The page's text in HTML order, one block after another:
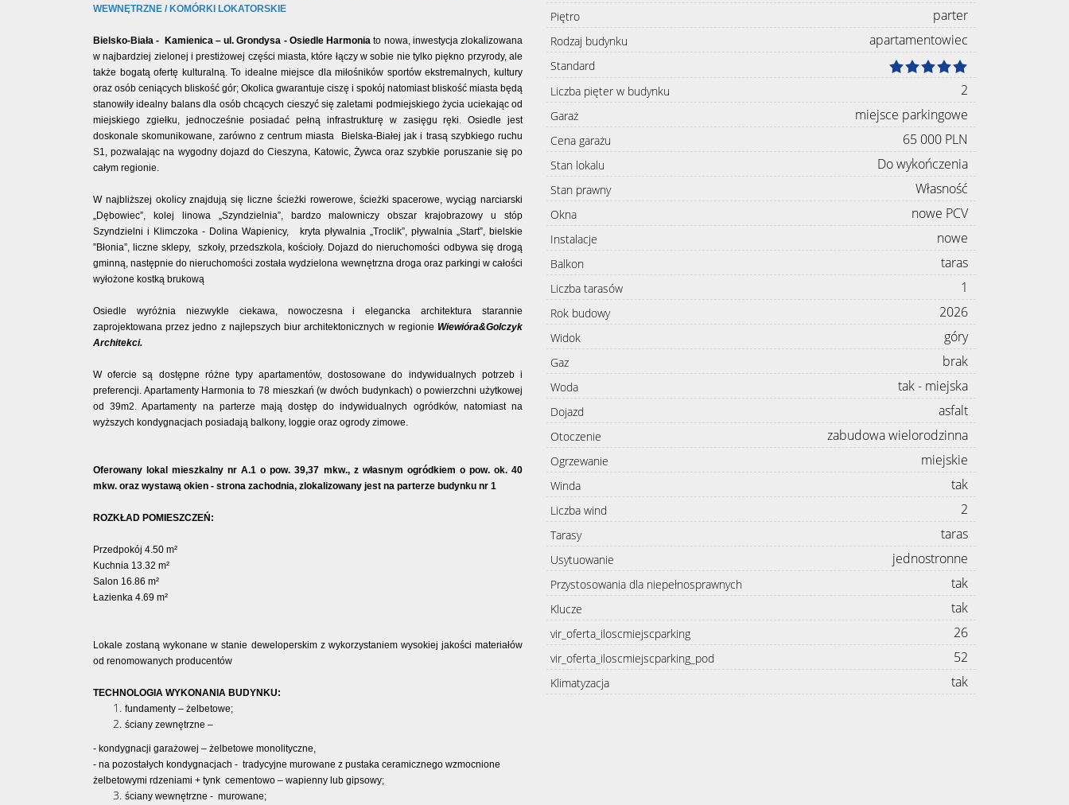
WEWNĘTRZNE / KOMÓRKI LOKATORSKIE
Bielsko-Biała - Kamienica – ul. Grondysa - Osiedle Harmonia to nowa, inwestycja zlokalizowana
w najbardziej zielonej i prestiżowej części miasta, które łączy w sobie nie tylko piękno przyrody, ale
także bogatą ofertę kulturalną. To idealne miejsce dla miłośników sportów ekstremalnych, kultury
oraz osób ceniących bliskość gór; Okolica gwarantuje ciszę i spokój natomiast bliskość miasta będą
stanowiły idealny balans dla osób chcących cieszyć się zaletami podmiejskiego życia uciekając od
miejskiego zgiełku, jednocześnie posiadać pełną infrastrukturę w zasięgu ręki. Osiedle jest
doskonale skomunikowane, zarówno z centrum miasta Bielska-Białej jak i trasą szybkiego ruchu
S1, pozwalając na wygodny dojazd do Cieszyna, Katowic, Żywca oraz szybkie poruszanie się po
całym regionie.
W najbliższej okolicy znajdują się liczne ścieżki rowerowe, ścieżki spacerowe, wyciąg narciarski
„Dębowiec”, kolej linowa „Szyndzielnia”, bardzo malowniczy obszar krajobrazowy u stóp
Szyndzielni i Klimczoka - Dolina Wapienicy, kryta pływalnia „Troclik”, pływalnia „Start”, bielskie
”Błonia”, liczne sklepy, szkoły, przedszkola, kościoły. Dojazd do nieruchomości odbywa się drogą
gminną, następnie do nieruchomości została wydzielona wewnętrzna droga oraz parkingi w całości
wyłożone kostką brukową
Osiedle wyróżnia niezwykle ciekawa, nowoczesna i elegancka architektura starannie
zaprojektowana przez jedno z najlepszych biur architektonicznych w regionie Wiewióra&Golczyk
Architekci.
W ofercie są dostępne różne typy apartamentów, dostosowane do indywidualnych potrzeb i
preferencji. Apartamenty Harmonia to 78 mieszkań (w dwóch budynkach) o powierzchni użytkowej
od 39m2. Apartamenty na parterze mają dostęp do indywidualnych ogródków, natomiast na
wyższych kondygnacjach posiadają balkony, loggie oraz ogrody zimowe.
Oferowany lokal mieszkalny nr A.1 o pow. 39,37 mkw., z własnym ogródkiem o pow. ok. 40
mkw. oraz wystawą okien - strona zachodnia, zlokalizowany jest na parterze budynku nr 1
ROZKŁAD POMIESZCZEŃ:
Przedpokój 4.50 m²
Kuchnia 13.32 m²
Salon 16.86 m²
Łazienka 4.69 m²
Lokale zostaną wykonane w stanie deweloperskim z wykorzystaniem wysokiej jakości materiałów
od renomowanych producentów
TECHNOLOGIA WYKONANIA BUDYNKU:
fundamenty – żelbetowe;
ściany zewnętrzne –
- kondygnacji garażowej – żelbetowe monolityczne,
- na pozostałych kondygnacjach - tradycyjne murowane z pustaka ceramicznego wzmocnione
żelbetowymi rdzeniami + tynk cementowo – wapienny lub gipsowy;
ściany wewnętrzne - murowane;
Piętro parter
Rodzaj budynku apartamentowiec
Standard
Liczba pięter w budynku
2
Garaż miejsce parkingowe
Cena garażu 65 000 PLN
Stan lokalu Do wykończenia
Stan prawny Własność
Okna nowe PCV
Instalacje nowe
Balkon taras
Liczba tarasów 1
Rok budowy 2026
Widok góry
Gaz brak
Woda tak - miejska
Dojazd asfalt
Otoczenie zabudowa wielorodzinna
Ogrzewanie miejskie
Winda tak
Liczba wind 2
Tarasy taras
Usytuowanie jednostronne
Przystosowania dla niepełnosprawnych tak
Klucze tak
vir_oferta_iloscmiejscparking 26
vir_oferta_iloscmiejscparking_pod 52
Klimatyzacja tak